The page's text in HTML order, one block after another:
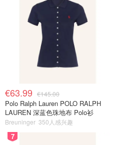
€63.99 €145.00
Polo Ralph Lauren POLO RALPH
LAUREN 深蓝色珠地布 Polo衫
Breuninger 350人感兴趣
7